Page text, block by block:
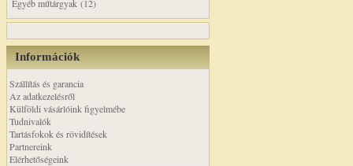
Egyéb műtárgyak (12)
Információk
Szállítás és garancia
Az adatkezelésről
Külföldi vásárlóink figyelmébe
Tudnivalók
Tartásfokok és rövidítések
Partnereink
Elérhetőségeink